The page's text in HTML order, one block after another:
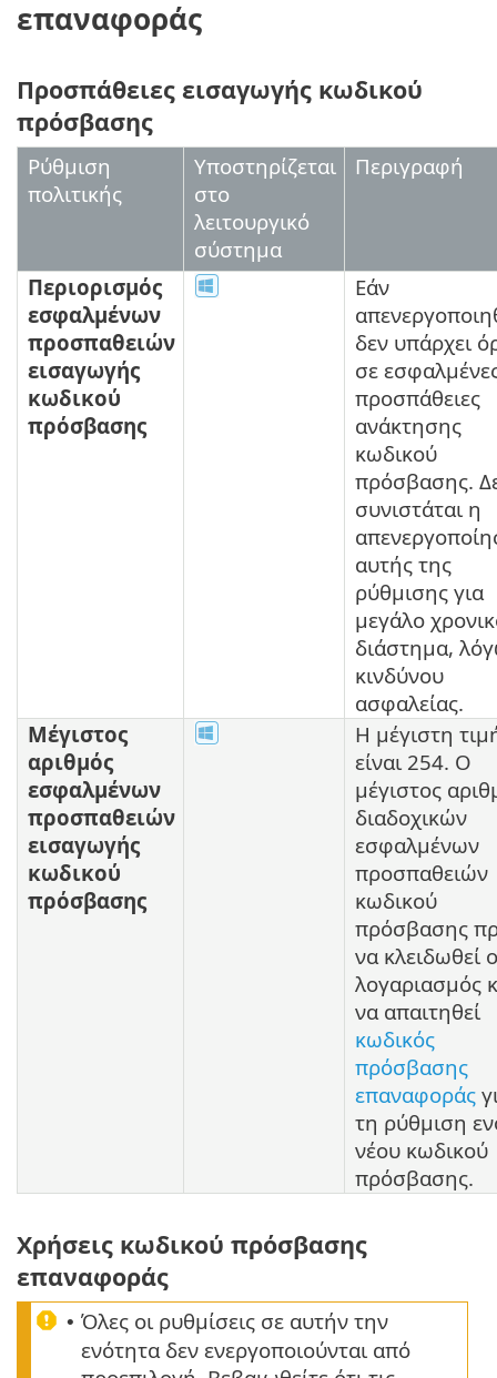
επαναφοράς
Προσπάθειες εισαγωγής κωδικού
πρόσβασης
Ρύθμιση
πολιτικής
Υποστηρίζεται
στο
λειτουργικό
σύστημα
Περιγραφή
Περιορισμός
εσφαλμένων
προσπαθειών
εισαγωγής
κωδικού
πρόσβασης
Εάν
δεν υπάρχει
σε
προσπάθειες
ανάκτησης
κωδικού
πρόσβασης.
συνιστάται η
αυτής της
ρύθμισης για
μεγάλο
διάστημα,
κινδύνου
ασφαλείας.
Μέγιστος
αριθμός
εσφαλμένων
προσπαθειών
εισαγωγής
κωδικού
πρόσβασης
Η μέγιστη
είναι 254. Ο
μέγιστος
διαδοχικών
εσφαλμένων
προσπαθειών
κωδικού
πρόσβασης
να κλειδωθεί ο
λογαριασμός
να απαιτηθεί
κωδικός
πρόσβασης
επαναφοράς
τη ρύθμιση
νέου κωδικού
πρόσβασης.
Χρήσεις κωδικού πρόσβασης
επαναφοράς
• Όλες οι ρυθμίσεις σε αυτήν την
ενότητα δεν ενεργοποιούνται από